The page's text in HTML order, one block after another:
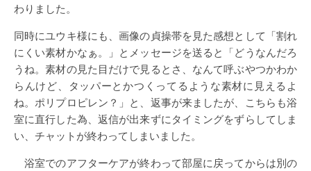
わりました。
同時にユウキ様にも、画像の貞操帯を見た感想として「割れ
にくい素材かなぁ。」とメッセージを送ると「どうなんだろ
うね。素材の見た目だけで見るとさ、なんて呼ぶやつかわか
らんけど、タッパーとかつくってるような素材に見えるよ
ね。ポリプロピレン？」と、返事が来ましたが、こちらも浴
室に直行した為、返信が出来ずにタイミングをずらしてしま
い、チャットが終わってしまいました。
浴室でのアフターケアが終わって部屋に戻ってからは別の